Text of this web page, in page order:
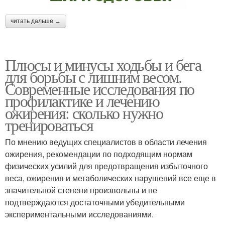
читать дальше →
Плюсы и минусы ходьбы и бега
для борьбы с лишним весом.
Современные исследования по
профилактике и лечению
ожирения: сколько нужно
тренироваться
По мнению ведущих специалистов в области лечения
ожирения, рекомендации по подходящим нормам
физических усилий для предотвращения избыточного
веса, ожирения и метаболических нарушений все еще в
значительной степени произвольны и не
подтверждаются достаточными убедительными
экспериментальными исследованиями.